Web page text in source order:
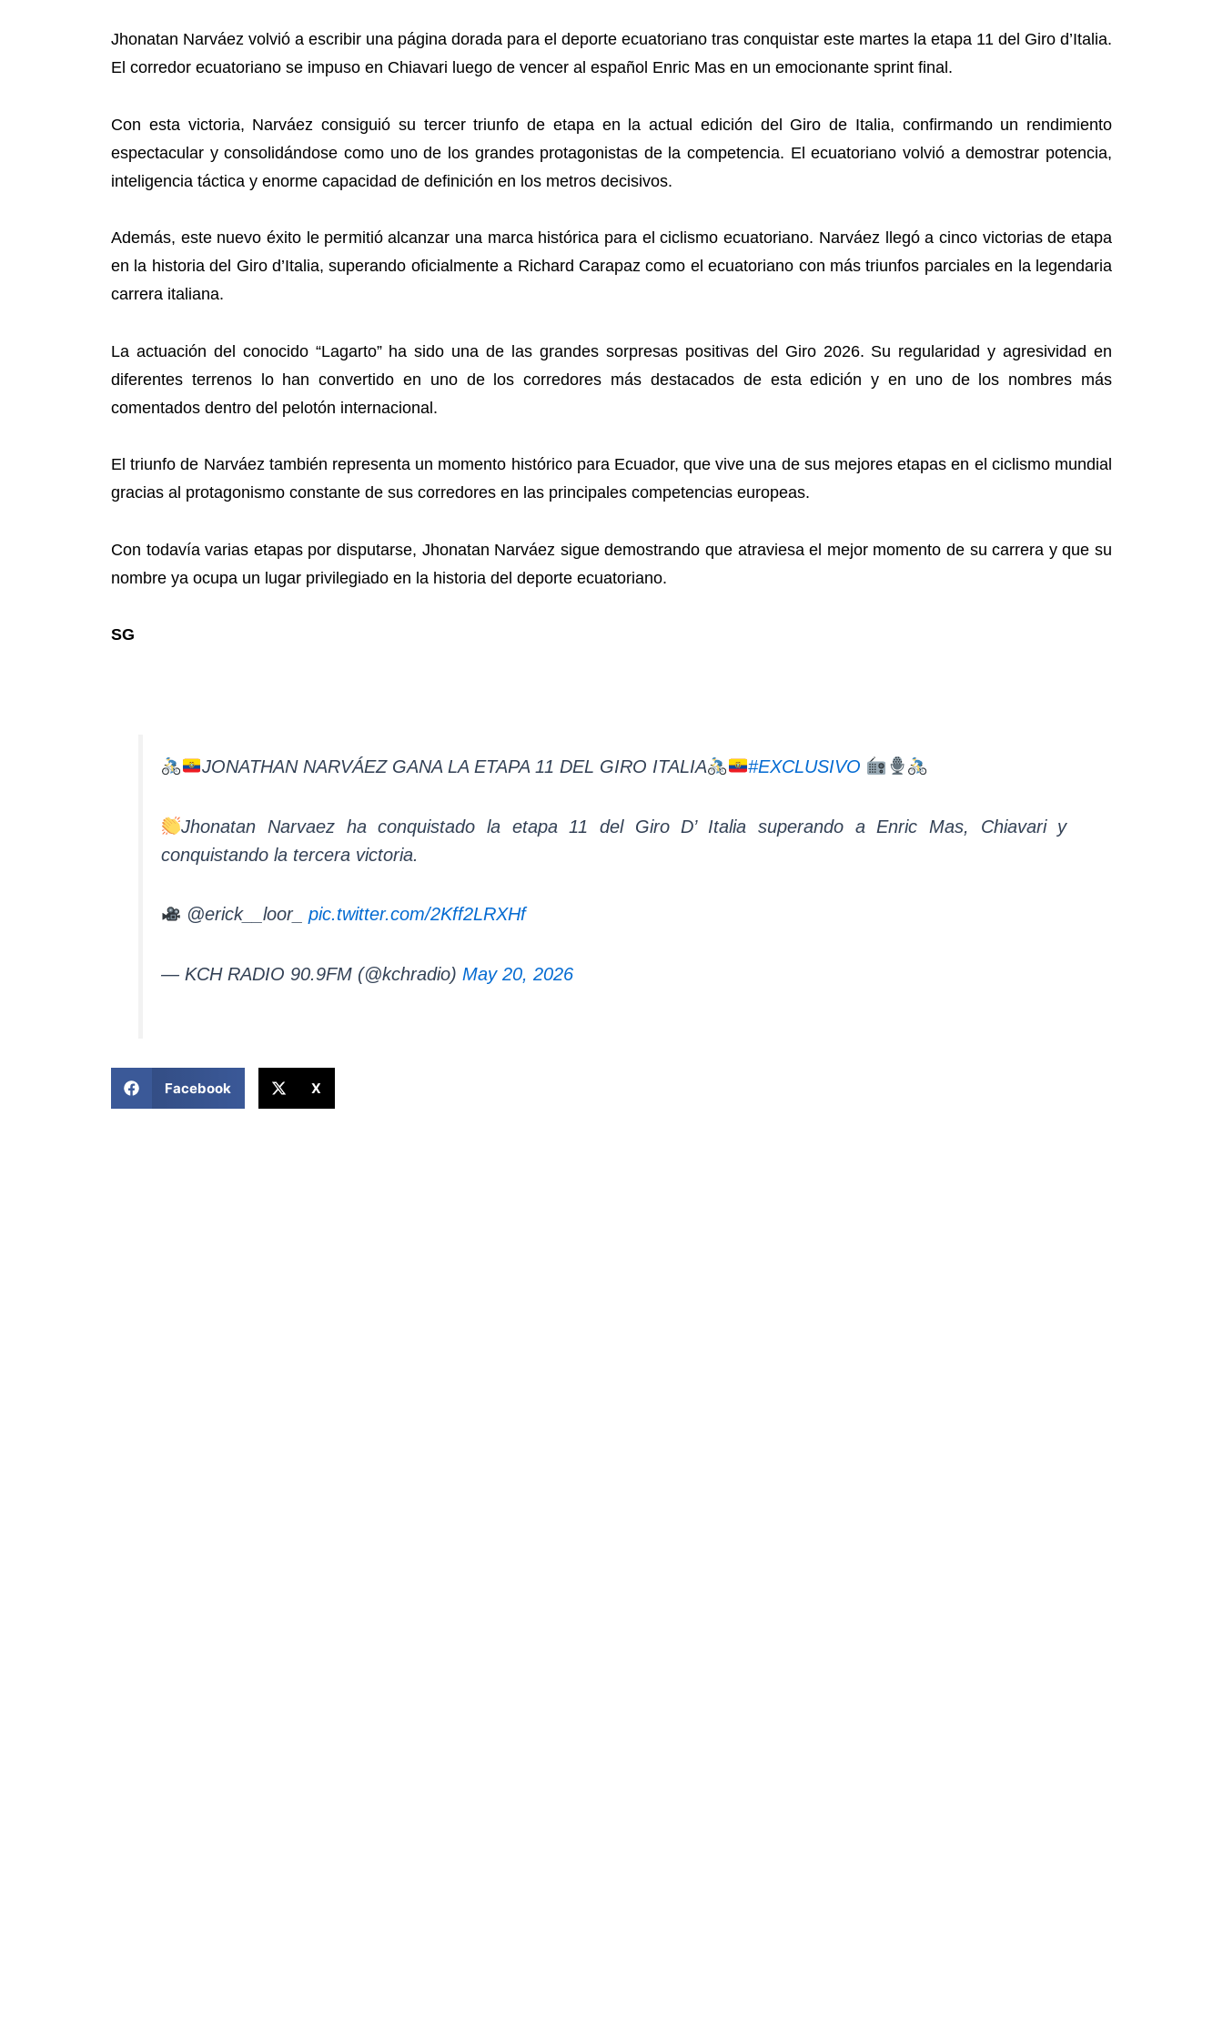
Jhonatan Narváez volvió a escribir una página dorada para el deporte ecuatoriano tras conquistar este martes la etapa 11 del Giro d’Italia.
El corredor ecuatoriano se impuso en Chiavari luego de vencer al español Enric Mas en un emocionante sprint final.
Con esta victoria, Narváez consiguió su tercer triunfo de etapa en la actual edición del Giro de Italia, confirmando un rendimiento
espectacular y consolidándose como uno de los grandes protagonistas de la competencia. El ecuatoriano volvió a demostrar potencia,
inteligencia táctica y enorme capacidad de definición en los metros decisivos.
Además, este nuevo éxito le permitió alcanzar una marca histórica para el ciclismo ecuatoriano. Narváez llegó a cinco victorias de etapa
en la historia del Giro d’Italia, superando oficialmente a Richard Carapaz como el ecuatoriano con más triunfos parciales en la legendaria
carrera italiana.
La actuación del conocido “Lagarto” ha sido una de las grandes sorpresas positivas del Giro 2026. Su regularidad y agresividad en
diferentes terrenos lo han convertido en uno de los corredores más destacados de esta edición y en uno de los nombres más
comentados dentro del pelotón internacional.
El triunfo de Narváez también representa un momento histórico para Ecuador, que vive una de sus mejores etapas en el ciclismo mundial
gracias al protagonismo constante de sus corredores en las principales competencias europeas.
Con todavía varias etapas por disputarse, Jhonatan Narváez sigue demostrando que atraviesa el mejor momento de su carrera y que su
nombre ya ocupa un lugar privilegiado en la historia del deporte ecuatoriano.
SG
JONATHAN NARVÁEZ GANA LA ETAPA 11 DEL GIRO ITALIA #EXCLUSIVO
Jhonatan Narvaez ha conquistado la etapa 11 del Giro D’ Italia superando a Enric Mas, Chiavari y
conquistando la tercera victoria.
@erick__loor_pic.twitter.com/2Kff2LRXHf
— KCH RADIO 90.9FM (@kchradio) May 20, 2026
Facebook X